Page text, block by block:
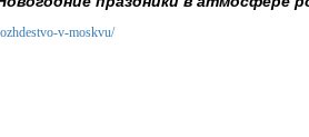
v-moskvu/